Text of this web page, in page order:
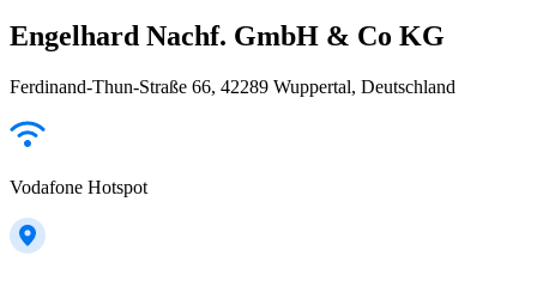
Engelhard Nachf. GmbH & Co KG
Ferdinand-Thun-Straße 66, 42289 Wuppertal, Deutschland
Vodafone Hotspot